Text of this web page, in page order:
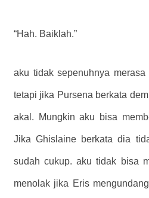
“Hah. Baiklah.”
aku tidak sepenuhnya
tetapi jika Pursena berkata
akal. Mungkin aku bisa
Jika Ghislaine berkata dia
sudah cukup. aku tidak bisa
menolak jika Eris